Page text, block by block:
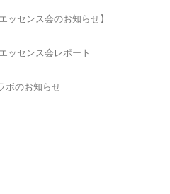
ッセンス会のお知らせ】
ッセンス会レポート
ボのお知らせ